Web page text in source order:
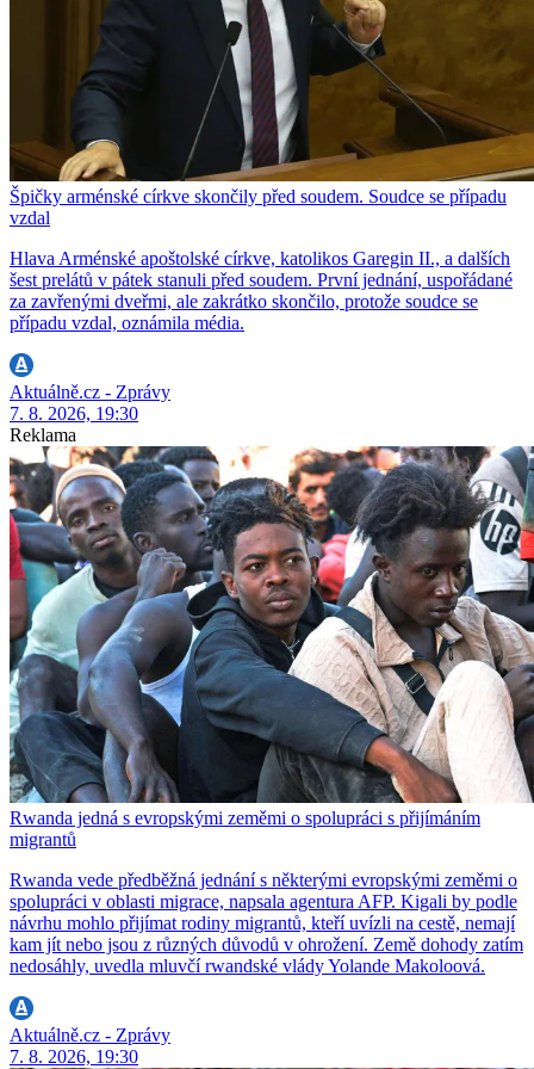
Špičky arménské církve skončily před soudem. Soudce se případu
vzdal
Hlava Arménské apoštolské církve, katolikos Garegin II., a dalších
šest prelátů v pátek stanuli před soudem. První jednání, uspořádané
za zavřenými dveřmi, ale zakrátko skončilo, protože soudce se
případu vzdal, oznámila média.
Aktuálně.cz - Zprávy
7. 8. 2026, 19:30
Reklama
Rwanda jedná s evropskými zeměmi o spolupráci s přijímáním
migrantů
Rwanda vede předběžná jednání s některými evropskými zeměmi o
spolupráci v oblasti migrace, napsala agentura AFP. Kigali by podle
návrhu mohlo přijímat rodiny migrantů, kteří uvízli na cestě, nemají
kam jít nebo jsou z různých důvodů v ohrožení. Země dohody zatím
nedosáhly, uvedla mluvčí rwandské vlády Yolande Makoloová.
Aktuálně.cz - Zprávy
7. 8. 2026, 19:30